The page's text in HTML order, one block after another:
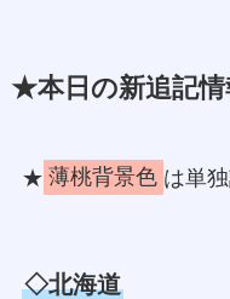
★本日の新追記情
★ 薄桃背景色 は単
◇北海道